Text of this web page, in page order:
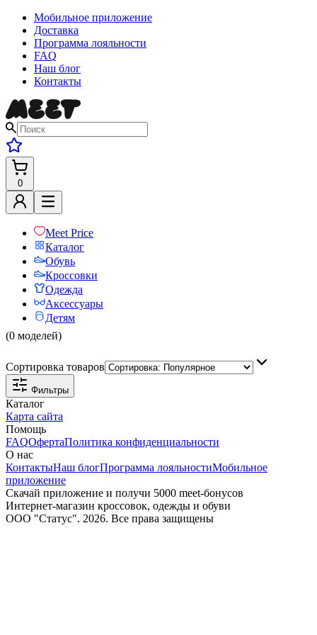
Мобильное приложение
Доставка
Программа лояльности
FAQ
Наш блог
Контакты
0
Meet Price
Каталог
Обувь
Кроссовки
Одежда
Аксессуары
Детям
(0 моделей)
Сортировка товаров
Фильтры
Каталог
Карта сайта
Помощь
FAQОфертаПолитика конфиденциальности
О нас
КонтактыНаш блогПрограмма лояльностиМобильное
приложение
Скачай приложение и получи 5000 meet-бонусов
Интернет-магазин кроссовок, одежды и обуви
ООО "Статус". 2026. Все права защищены